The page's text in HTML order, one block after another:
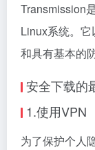
Transmission
Linux系统。
和具有基本的
安全下载的
1.使用VPN
为了保护个人